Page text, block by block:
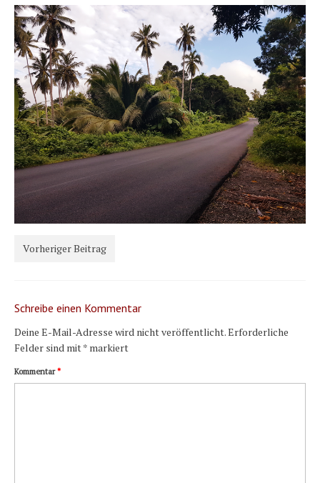
Crew
Karte und Wind
Länder und Inseln
Mittelmeer 2010-2013
Bordbibliothek
Abonnieren
Yachtüberführung weltweit
INSELN Roman
Vorheriger Beitrag
Schreibe einen Kommentar
Deine E-Mail-Adresse wird nicht veröffentlicht.Erforderliche
Felder sind mit* markiert
Kommentar*